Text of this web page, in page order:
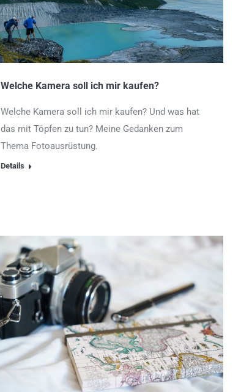
Welche Kamera soll ich mir kaufen?
Welche Kamera soll ich mir kaufen? Und was hat
das mit Töpfen zu tun? Meine Gedanken zum
Thema Fotoausrüstung.
Details